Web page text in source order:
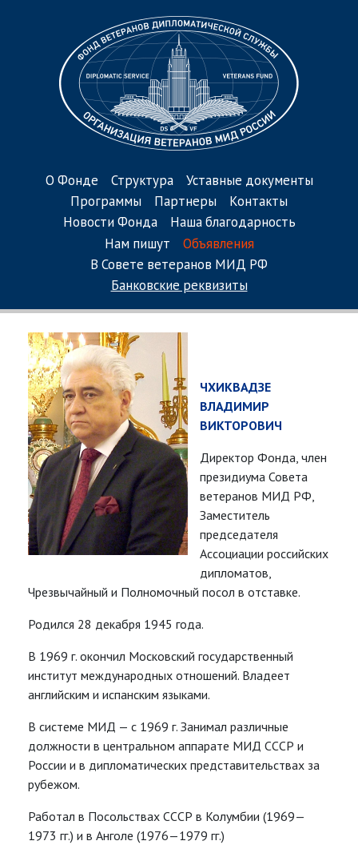
О Фонде Структура
Уставные документы
Программы
Партнеры
Контакты
Новости Фонда
Наша благодарность
Нам пишут
Объявления
В Совете ветеранов МИД РФ
Банковские реквизиты
ЧХИКВАДЗЕ
ВЛАДИМИР
ВИКТОРОВИЧ
Директор Фонда, член
президиума Совета
ветеранов МИД РФ,
Заместитель
председателя
Ассоциации российских
дипломатов,
Чрезвычайный и Полномочный посол в отставке.
Родился 28 декабря 1945 года.
В 1969 г. окончил Московский государственный
институт международных отношений. Владеет
английским и испанским языками.
В системе МИД — с 1969 г. Занимал различные
должности в центральном аппарате МИД СССР и
России и в дипломатических представительствах за
рубежом.
Работал в Посольствах СССР в Колумбии (1969—
1973 гг.) и в Анголе (1976—1979 гг.)